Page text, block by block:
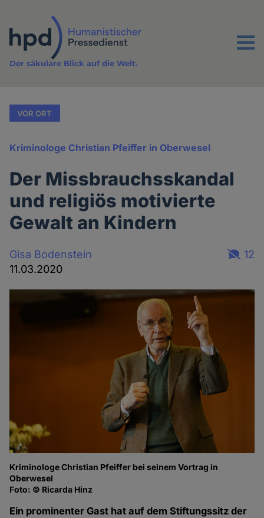
Inhalt
Menu
Der säkulare Blick auf die Welt.
VOR ORT
Kriminologe Christian Pfeiffer in Oberwesel
Der Missbrauchsskandal
und religiös motivierte
Gewalt an Kindern
Gisa Bodenstein
11.03.2020
12
Kriminologe Christian Pfeiffer bei seinem Vortrag in
Oberwesel
Foto: © Ricarda Hinz
Ein prominenter Gast hat auf dem Stiftungssitz der